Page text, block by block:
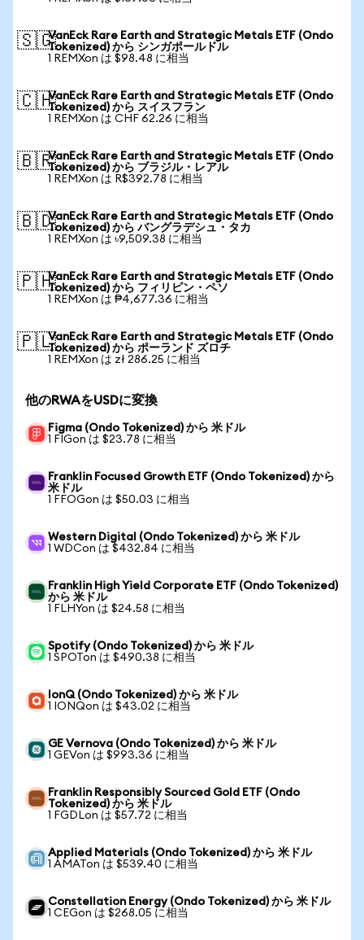
🇸🇬VanEck Rare Earth and Strategic Metals ETF (Ondo
Tokenized) から シンガポールドル
1 REMXon は $98.48 に相当
🇨🇭VanEck Rare Earth and Strategic Metals ETF (Ondo
Tokenized) から スイスフラン
1 REMXon は CHF 62.26 に相当
🇧🇷VanEck Rare Earth and Strategic Metals ETF (Ondo
Tokenized) から ブラジル・レアル
1 REMXon は R$392.78 に相当
🇧🇩VanEck Rare Earth and Strategic Metals ETF (Ondo
Tokenized) から バングラデシュ・タカ
1 REMXon は ৳9,509.38 に相当
🇵🇭VanEck Rare Earth and Strategic Metals ETF (Ondo
Tokenized) から フィリピン・ペソ
1 REMXon は ₱4,677.36 に相当
🇵🇱VanEck Rare Earth and Strategic Metals ETF (Ondo
Tokenized) から ポーランド ズロチ
1 REMXon は zł 286.25 に相当
他のRWAをUSDに変換
Figma (Ondo Tokenized) から 米ドル
1 FIGon は $23.78 に相当
Franklin Focused Growth ETF (Ondo Tokenized) から
米ドル
1 FFOGon は $50.03 に相当
Western Digital (Ondo Tokenized) から 米ドル
1 WDCon は $432.84 に相当
Franklin High Yield Corporate ETF (Ondo Tokenized)
から 米ドル
1 FLHYon は $24.58 に相当
Spotify (Ondo Tokenized) から 米ドル
1 SPOTon は $490.38 に相当
IonQ (Ondo Tokenized) から 米ドル
1 IONQon は $43.02 に相当
GE Vernova (Ondo Tokenized) から 米ドル
1 GEVon は $993.36 に相当
Franklin Responsibly Sourced Gold ETF (Ondo
Tokenized) から 米ドル
1 FGDLon は $57.72 に相当
Applied Materials (Ondo Tokenized) から 米ドル
1 AMATon は $539.40 に相当
Constellation Energy (Ondo Tokenized) から 米ドル
1 CEGon は $268.05 に相当